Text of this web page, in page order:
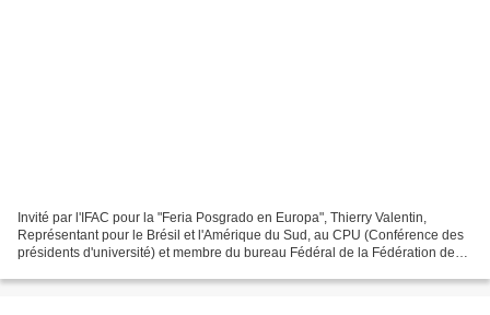
Invité par l'IFAC pour la "Feria Posgrado en Europa", Thierry Valentin,
Représentant pour le Brésil et l'Amérique du Sud, au CPU (Conférence des
présidents d'université) et membre du bureau Fédéral de la Fédération des